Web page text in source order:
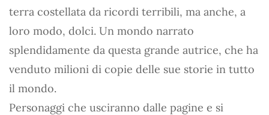
terra costellata da ricordi terribili, ma anche, a
loro modo, dolci. Un mondo narrato
splendidamente da questa grande autrice, che ha
venduto milioni di copie delle sue storie in tutto
il mondo.
Personaggi che usciranno dalle pagine e si